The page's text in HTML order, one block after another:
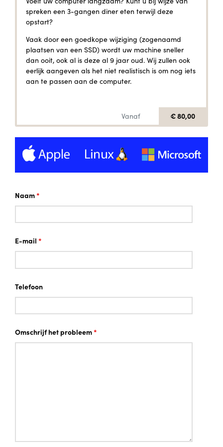
spreken een 3-gangen diner eten terwijl deze
opstart?
Vaak door een goedkope wijziging (zogenaamd
plaatsen van een SSD) wordt uw machine sneller
dan ooit, ook al is deze al 9 jaar oud. Wij zullen ook
eerlijk aangeven als het niet realistisch is om nog iets
aan te passen aan de computer.
Vanaf € 80,00
Naam*
E-mail *
Telefoon
Omschrijf het probleem*